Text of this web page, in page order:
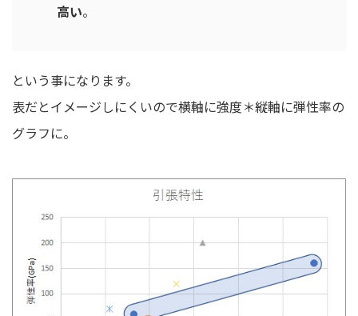
高い。
という事になります。
表だとイメージしにくいので横軸に強度＊縦軸に弾性率の
グラフに。